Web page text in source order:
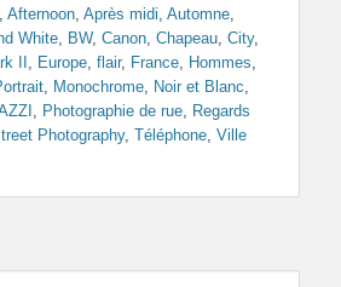
, Afternoon, Après midi, Automne,
White, BW, Canon, Chapeau, City,
II , Europe, flair, France, Hommes,
, Monochrome, Noir et Blanc,
, Photographie de rue, Regards
Photography, Téléphone, Ville